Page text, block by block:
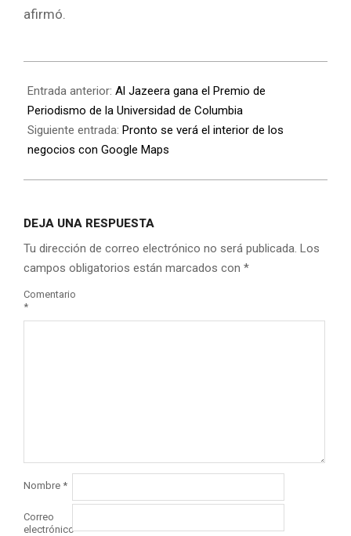
afirmó.
Entrada anterior: Al Jazeera gana el Premio de
Periodismo de la Universidad de Columbia
Siguiente entrada: Pronto se verá el interior de los
negocios con Google Maps
DEJA UNA RESPUESTA
Tu dirección de correo electrónico no será publicada. Los
campos obligatorios están marcados con *
Comentario
*
Nombre *
Correo
electrónico